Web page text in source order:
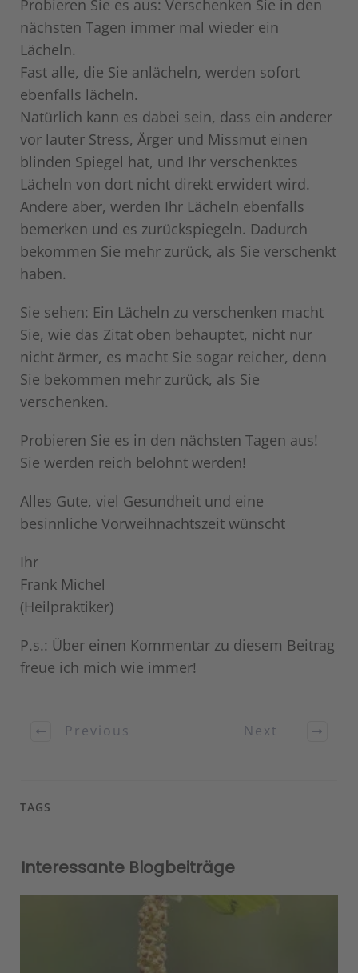
Probieren Sie es aus: Verschenken Sie in den
nächsten Tagen immer mal wieder ein
Lächeln.
Fast alle, die Sie anlächeln, werden sofort
ebenfalls lächeln.
Natürlich kann es dabei sein, dass ein anderer
vor lauter Stress, Ärger und Missmut einen
blinden Spiegel hat, und Ihr verschenktes
Lächeln von dort nicht direkt erwidert wird.
Andere aber, werden Ihr Lächeln ebenfalls
bemerken und es zurückspiegeln. Dadurch
bekommen Sie mehr zurück, als Sie verschenkt
haben.
Sie sehen: Ein Lächeln zu verschenken macht
Sie, wie das Zitat oben behauptet, nicht nur
nicht ärmer, es macht Sie sogar reicher, denn
Sie bekommen mehr zurück, als Sie
verschenken.
Probieren Sie es in den nächsten Tagen aus!
Sie werden reich belohnt werden!
Alles Gute, viel Gesundheit und eine
besinnliche Vorweihnachtszeit wünscht
Ihr
Frank Michel
(Heilpraktiker)
P.s.: Über einen Kommentar zu diesem Beitrag
freue ich mich wie immer!
Previous Next
TAGS
Interessante Blogbeiträge